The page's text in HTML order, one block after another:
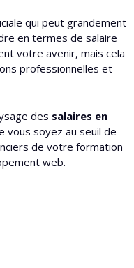
qui peut grandement
en termes de salaire
votre avenir, mais cela
professionnelles et
des salaires en
vous soyez au seuil de
de votre formation
web.